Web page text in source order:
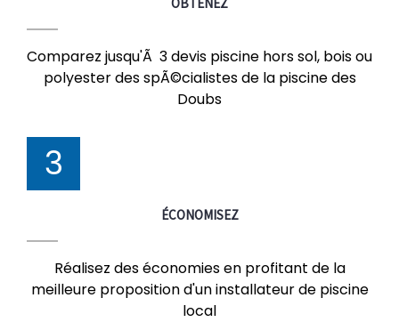
Comparez jusqu'Ã 3 devis piscine hors sol, bois ou
polyester des spÃ©cialistes de la piscine des
Doubs
3
ÉCONOMISEZ
Réalisez des économies en profitant de la
meilleure proposition d'un installateur de piscine
local